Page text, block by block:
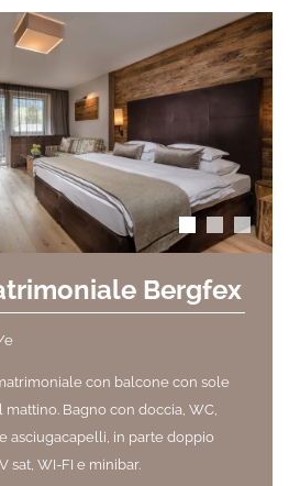
Bergfex
e
con balcone con sole
Bagno con doccia, WC,
asciugacapelli, in parte doppio
sat, WI-FI e minibar.